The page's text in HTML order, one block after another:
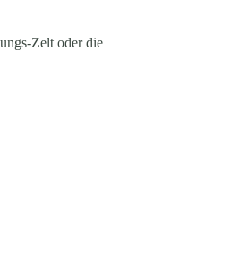
Zelt oder die